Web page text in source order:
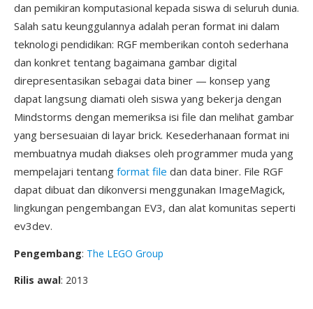
dan pemikiran komputasional kepada siswa di seluruh dunia.
Salah satu keunggulannya adalah peran format ini dalam
teknologi pendidikan: RGF memberikan contoh sederhana
dan konkret tentang bagaimana gambar digital
direpresentasikan sebagai data biner — konsep yang
dapat langsung diamati oleh siswa yang bekerja dengan
Mindstorms dengan memeriksa isi file dan melihat gambar
yang bersesuaian di layar brick. Kesederhanaan format ini
membuatnya mudah diakses oleh programmer muda yang
mempelajari tentang format file dan data biner. File RGF
dapat dibuat dan dikonversi menggunakan ImageMagick,
lingkungan pengembangan EV3, dan alat komunitas seperti
ev3dev.
Pengembang: The LEGO Group
Rilis awal: 2013